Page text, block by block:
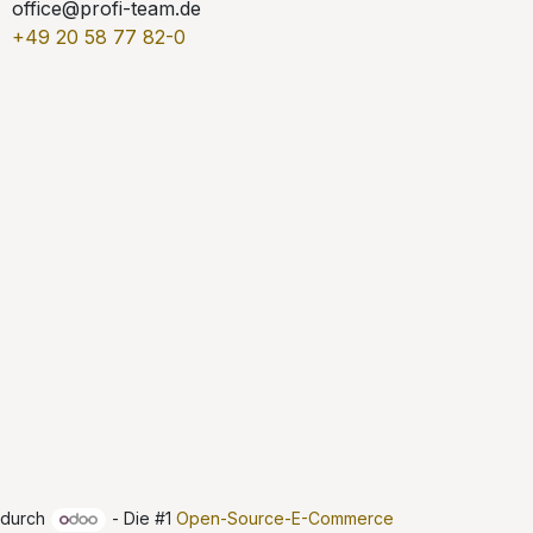
office@profi-team.de
+49 20 58 77 82-0
- Die #1 Open-Source-E-Commerce